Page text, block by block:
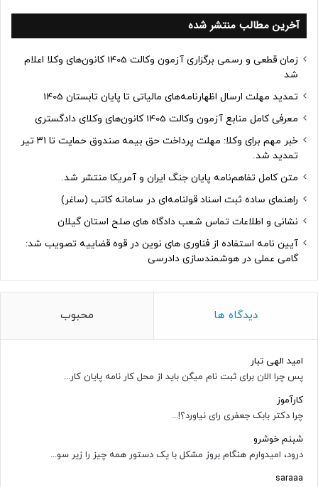
آخرین مطالب منتشر شده
زمان قطعی و رسمی برگزاری آزمون وکالت 1405 کانون‌های وکلا اعلام
شد
تمدید مهلت ارسال اظهارنامه‌های مالیاتی تا پایان تابستان 1405
معرفی کامل منابع آزمون وکالت 1405 کانون‌های وکلای دادگستری
خبر مهم برای وکلا: مهلت پرداخت حق بیمه صندوق حمایت تا ۳۱ تیر
تمدید شد.
متن کامل تفاهم‌نامه پایان جنگ ایران و آمریکا منتشر شد.
راهنمای ساده ثبت اسناد قولنامه‌ای در سامانه کاتب (ساغر)
نشانی و اطلاعات تماس شعب دادگاه های صلح استان گیلان
آیین نامه استفاده از فناوری های نوین در قوه قضاییه تصویب شد:
گامی عملی در هوشمندسازی دادرسی
دیدگاه ها محبوب
امید الهی تبار
پس چرا الان برای ثبت نام میگن باید از محل کار نامه پایان کار...
کارآموز
چرا دکتر بابک جعفری رای نیاورد؟!...
شبنم خوشرو
درود، امیدوارم هنگام بروز مشکل با یک دستور همه چیز را زیر سو...
saraaa